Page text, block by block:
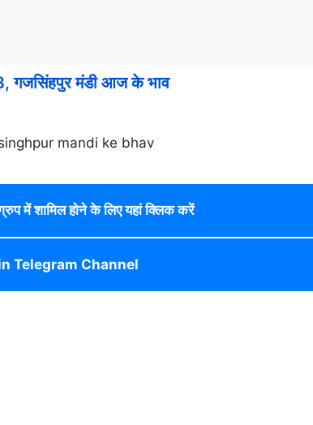
मंडी आज के भाव
में शामिल होने के लिए यहां क्लिक करें
Telegram Channel